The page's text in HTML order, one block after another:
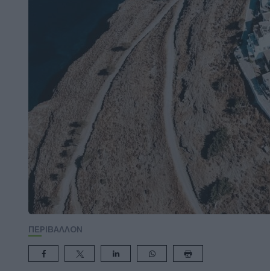
ΠΕΡΙΒΑΛΛΟΝ